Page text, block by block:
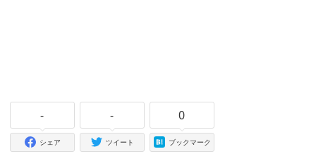
-
シェア
-
ツイート
0
ブックマーク